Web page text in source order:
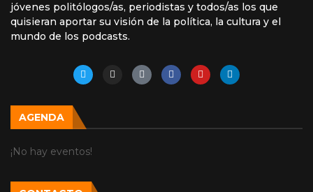
jóvenes politólogos/as, periodistas y todos/as los que
quisieran aportar su visión de la política, la cultura y el
mundo de los podcasts.
AGENDA
¡No hay eventos!